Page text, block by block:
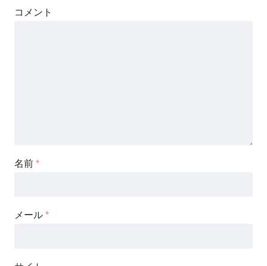
コメント
名前 *
メール *